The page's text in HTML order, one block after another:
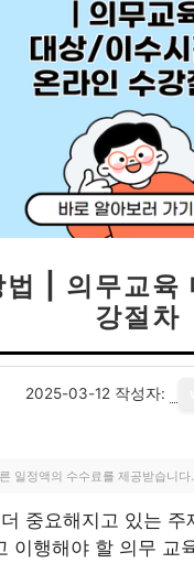
법 | 의무교
강절차
2025-03-12 작성자:
일정액의 수수료를 제공받습니다.
중요해지고 있는
이행해야 할 의무 교